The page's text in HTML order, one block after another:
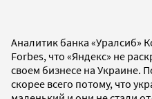
Аналитик банка «Уралсиб»
Forbes, что «Яндекс» не
своем бизнесе на Украине.
скорее всего потому, что